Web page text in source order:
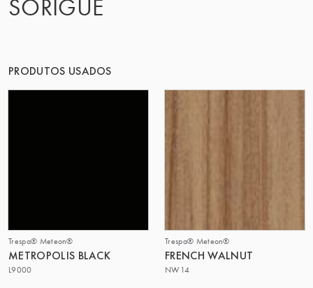
SORIGUÉ
PRODUTOS USADOS
Trespa® Meteon®
METROPOLIS BLACK
L9000
Trespa® Meteon®
FRENCH WALNUT
NW14